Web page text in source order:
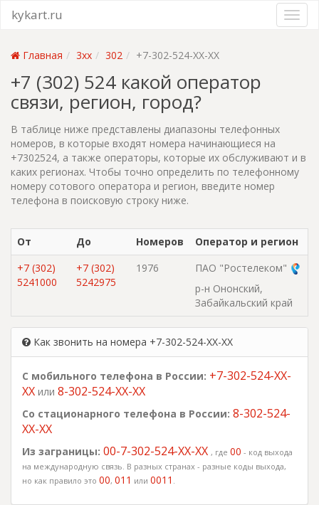
kykart.ru
Главная 3xx 302 +7-302-524-XX-XX
+7 (302) 524 какой оператор
связи, регион, город?
В таблице ниже представлены диапазоны телефонных
номеров, в которые входят номера начинающиеся на
+7302524, а также операторы, которые их обслуживают и в
каких регионах. Чтобы точно определить по телефонному
номеру сотового оператора и регион, введите номер
телефона в поисковую строку ниже.
От До Номеров
Оператор и регион
+7 (302)
5241000
+7 (302)
5242975
1976
ПАО "Ростелеком"
р-н Ононский,
Забайкальский край
Как звонить на номера +7-302-524-XX-XX
С мобильного телефона в России: +7-302-524-XX-
XX или 8-302-524-XX-XX
Со стационарного телефона в России: 8-302-524-
XX-XX
Из заграницы: 00-7-302-524-XX-XX , где 00 - код выхода
на международную связь. В разных странах - разные коды выхода,
но как правило это 00, 011 или 0011 .